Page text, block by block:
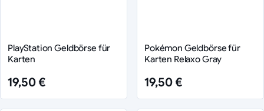
PlayStation Geldbörse für
Karten
19,50 €
Pokémon Geldbörse für
Karten Relaxo Gray
19,50 €